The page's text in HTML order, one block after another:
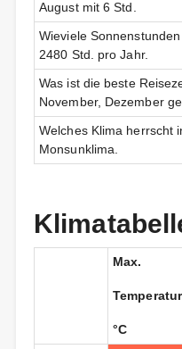
August mit 6 Std.
Wieviele
2480 Std. pro Jahr.
Was ist die beste
November, Dezember
Welches Klima herrscht
Monsunklima.
Max.
Temperatur
°C